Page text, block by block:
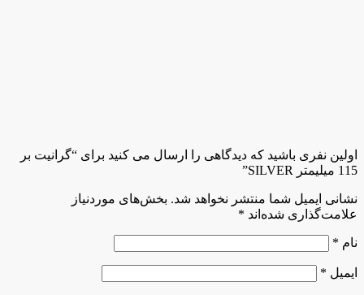
اولین نفری باشید که دیدگاهی را ارسال می کنید برای “گرانیت بر
115 میلیمتر SILVER”
نشانی ایمیل شما منتشر نخواهد شد. بخش‌های موردنیاز
علامت‌گذاری شده‌اند *
نام *
ایمیل *